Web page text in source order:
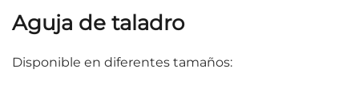
Aguja de taladro
Disponible en diferentes tamaños: